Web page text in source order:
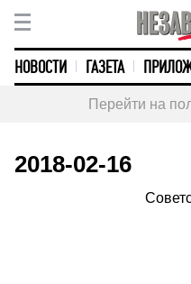
НОВОСТИ ГАЗЕТА
Перейти на
2018-02-16